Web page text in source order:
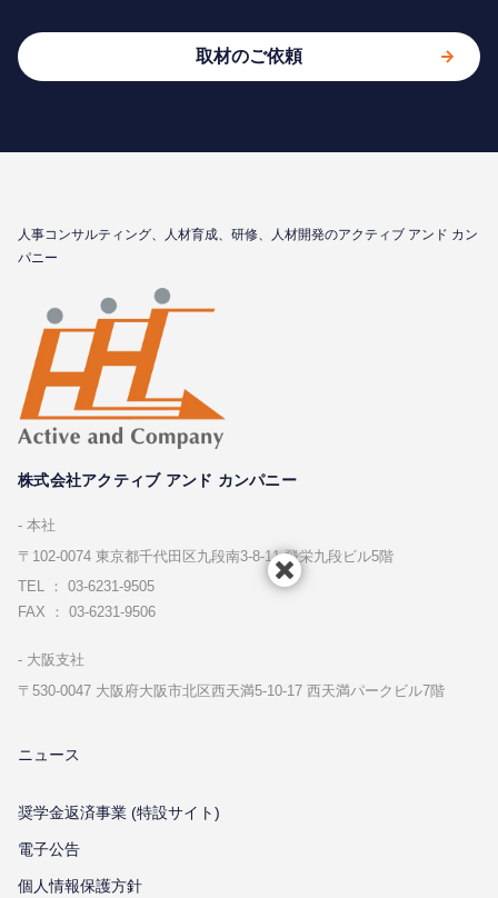
取材のご依頼
⼈事コンサルティング、⼈材育成、研修、⼈材開発のアクティブ アンド カン
パニー
株式会社アクティブ アンド カンパニー
本社
〒102-0074 東京都千代⽥区九段南3-8-11 飛栄九段ビル5階
TEL ： 03-6231-9505
FAX ： 03-6231-9506
⼤阪⽀社
〒530-0047 ⼤阪府⼤阪市北区⻄天満5-10-17 ⻄天満パークビル7階
ニュース
奨学金返済事業 (特設サイト)
電子公告
個⼈情報保護⽅針